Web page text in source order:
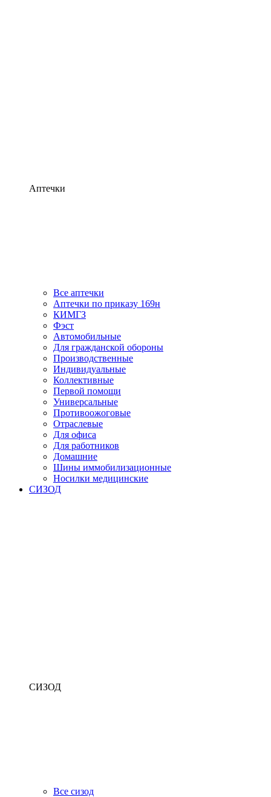
Аптечки
Все аптечки
Аптечки по приказу 169н
КИМГЗ
Фэст
Автомобильные
Для гражданской обороны
Производственные
Индивидуальные
Коллективные
Первой помощи
Универсальные
Противоожоговые
Отраслевые
Для офиса
Для работников
Домашние
Шины иммобилизационные
Носилки медицинские
СИЗОД
СИЗОД
Все сизод